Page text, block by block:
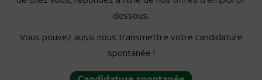
dessous.
Vous pouvez aussi nous transmettre votre candidature
spontanée !